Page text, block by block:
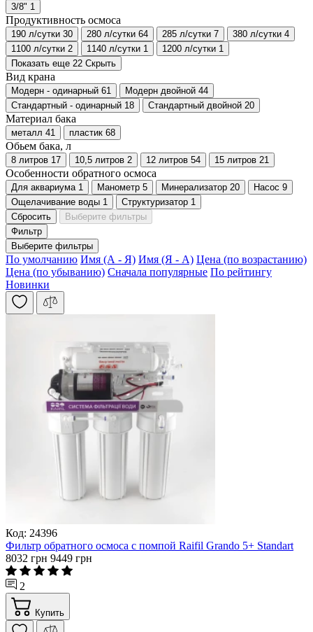
3/8" 1
Продуктивность осмоса
190 л/сутки 30 280 л/сутки 64 285 л/сутки 7 380 л/сутки 4
1100 л/сутки 2 1140 л/сутки 1 1200 л/сутки 1
Показать еще 22 Скрыть
Вид крана
Модерн - одинарный 61 Модерн двойной 44
Стандартный - одинарный 18 Стандартный двойной 20
Материал бака
металл 41 пластик 68
Обьем бака, л
8 литров 17 10,5 литров 2 12 литров 54 15 литров 21
Особенности обратного осмоса
Для аквариума 1 Манометр 5 Минерализатор 20 Насос 9
Ощелачивание воды 1 Структуризатор 1
Сбросить
Выберите фильтры
Фильтр
Выберите фильтры
По умолчанию Имя (А - Я) Имя (Я - А) Цена (по возрастанию)
Цена (по убыванию) Сначала популярные По рейтингу
Новинки
Код: 24396
Фильтр обратного осмоса с помпой Raifil Grando 5+ Standart
8032 грн 9449 грн
2
Купить